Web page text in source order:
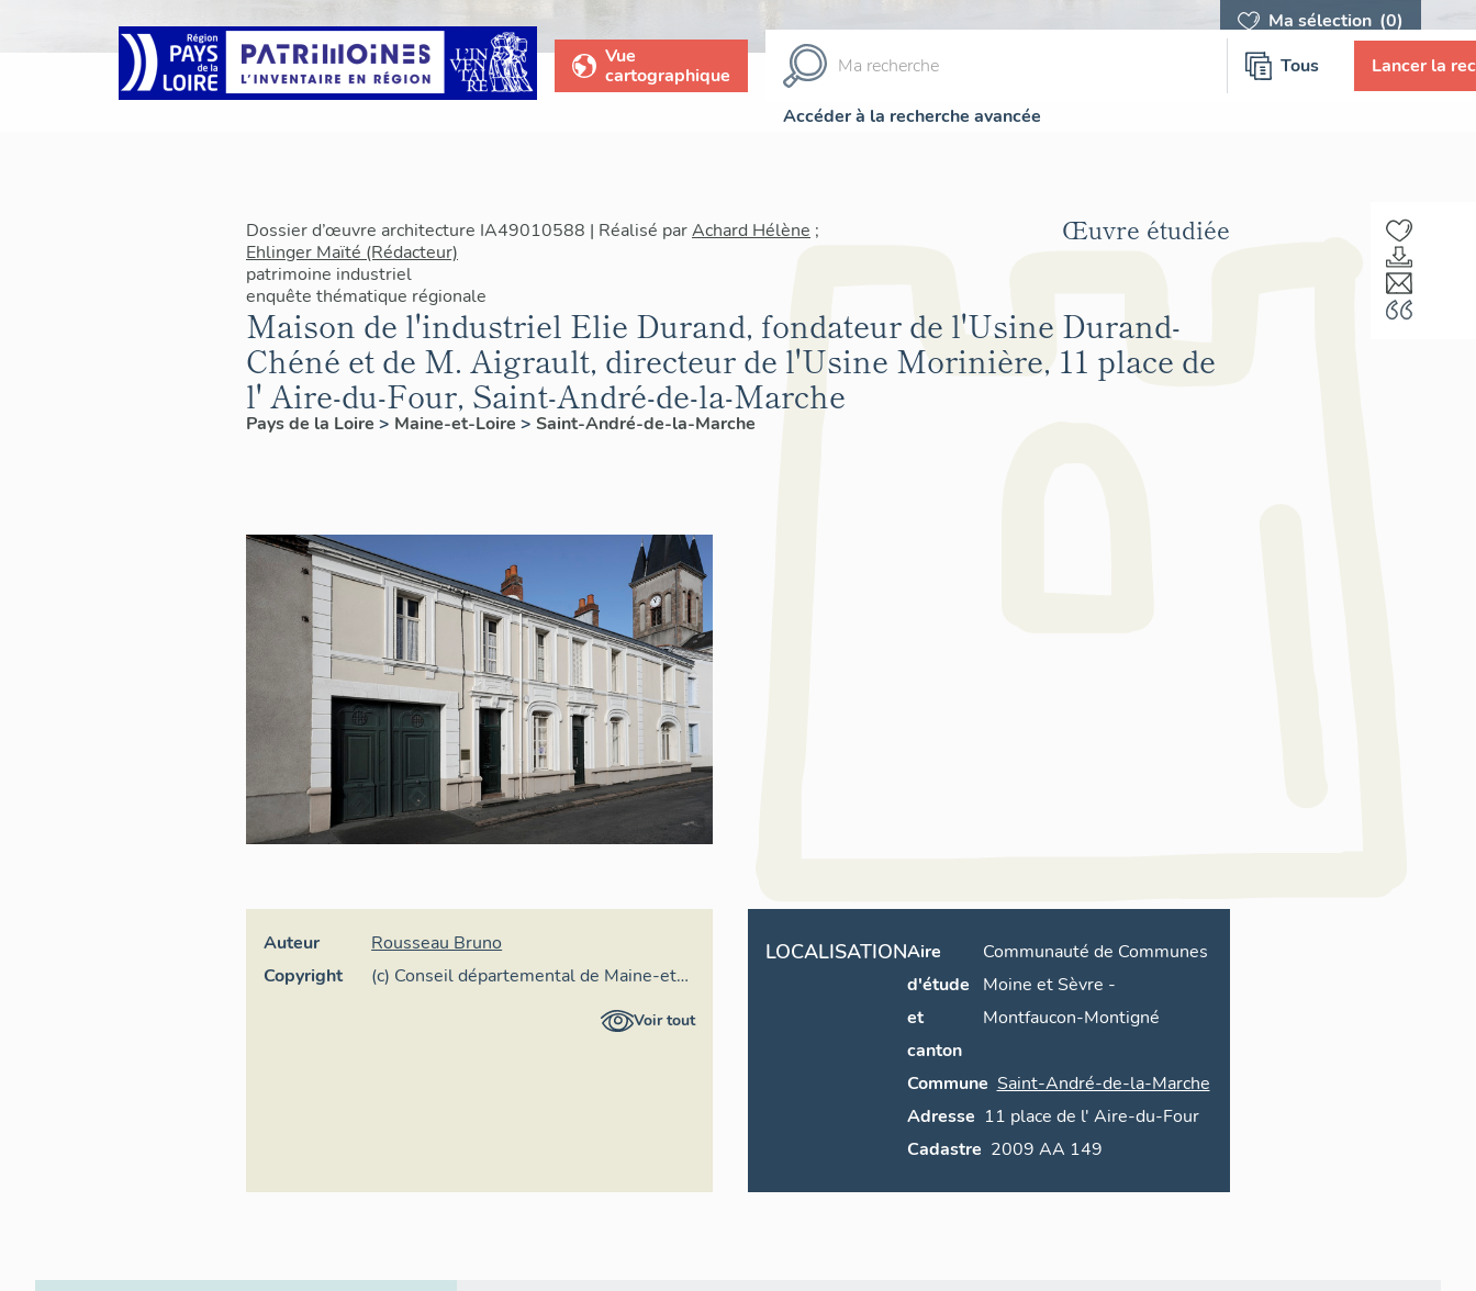
Ma sélection (0)
Vue
cartographique
Tous Lancer la
Accéder à la recherche avancée
Dossier d’œuvre architecture IA49010588 | Réalisé parAchard Hélène ;
Ehlinger Maïté (Rédacteur)
patrimoine industriel
enquête thématique régionale
Maison de l'industriel Elie Durand, fondateur de l'Usine Durand-
Chéné et de M. Aigrault, directeur de l'Usine Morinière, 11 place de
l' Aire-du-Four, Saint-André-de-la-Marche
Pays de la Loire > Maine-et-Loire > Saint-André-de-la-Marche
Œuvre étudiée
Auteur
Rousseau Bruno
Copyright
(c) Conseil départemental de Maine-et-
Loire - Conservation départementale du
Voir tout
LOCALISATIONAire
d'étude
et
canton
Communauté de Communes
Moine et Sèvre -
Montfaucon-Montigné
Commune Saint-André-de-la-Marche
Adresse 11 place de l' Aire-du-Four
Cadastre
2009 AA 149